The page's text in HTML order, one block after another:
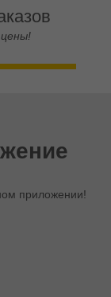
приложении!